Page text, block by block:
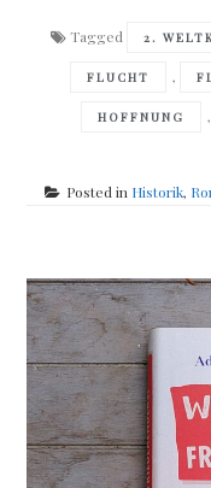
Tagged 2.
FLUCHT ,
HOFFNUNG ,
Posted in Historik,